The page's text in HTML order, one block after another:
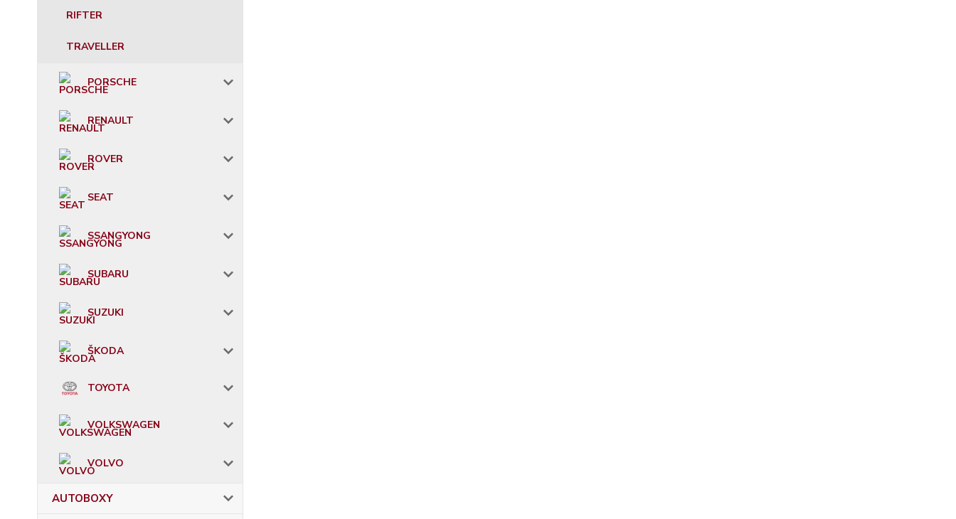
RIFTER
TRAVELLER
PORSCHE
RENAULT
ROVER
SEAT
SSANGYONG
SUBARU
SUZUKI
ŠKODA
TOYOTA
VOLKSWAGEN
VOLVO
AUTOBOXY